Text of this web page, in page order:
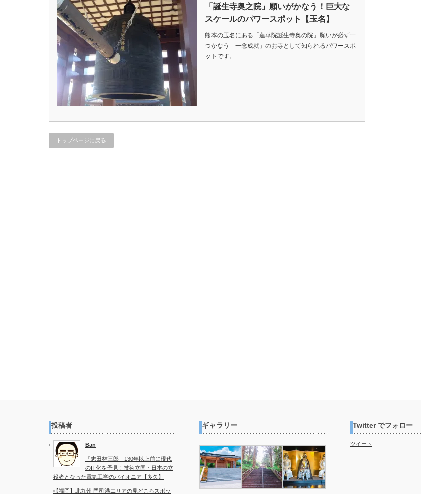
「誕生寺奥之院」願いがかなう！巨大な
スケールのパワースポット【玉名】
熊本の玉名にある「蓮華院誕生寺奥の院」願いが必ず一
つかなう「一念成就」のお寺として知られるパワースポ
ットです。
トップページに戻る
投稿者
Ban
「志田林三郎」130年以上前に現代
のIT化を予見！技術立国・日本の立
役者となった電気工学のパイオニア【多久】
【福岡】北九州 門司港エリアの見どころスポッ
ギャラリー Twitter でフォロー
ツイート